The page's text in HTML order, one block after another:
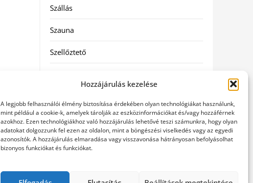
Hozzájárulás kezelése
A legjobb felhasználói élmény biztosítása érdekében olyan technológiákat használunk,
mint például a cookie-k, amelyek tárolják az eszközinformációkat és/vagy hozzáférnek
azokhoz. Ezen technológiákhoz való hozzájárulás lehetővé teszi számunkra, hogy olyan
adatokat dolgozzunk fel ezen az oldalon, mint a böngészési viselkedés vagy az egyedi
azonosítók. A hozzájárulás elmaradása vagy visszavonása hátrányosan befolyásolhat
bizonyos funkciókat és funkciókat.
Szállás
Szauna
Szellőztető
Utazás
Vásárlás